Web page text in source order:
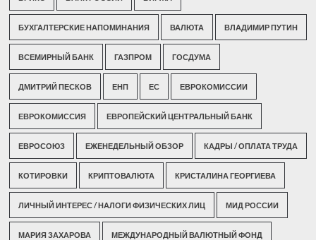
БУХГАЛТЕРСКИЕ НАПОМИНАНИЯ ВАЛЮТА ВЛАДИМИР ПУТИН
ВСЕМИРНЫЙ БАНК ГАЗПРОМ ГОСДУМА
ДМИТРИЙ ПЕСКОВ ЕНП ЕС ЕВРОКОМИССИИ
ЕВРОКОМИССИЯ ЕВРОПЕЙСКИЙ ЦЕНТРАЛЬНЫЙ БАНК
ЕВРОСОЮЗ ЕЖЕНЕДЕЛЬНЫЙ ОБЗОР КАДРЫ / ОПЛАТА ТРУДА
КОТИРОВКИ КРИПТОВАЛЮТА КРИСТАЛИНА ГЕОРГИЕВА
ЛИЧНЫЙ ИНТЕРЕС / НАЛОГИ ФИЗИЧЕСКИХ ЛИЦ МИД РОССИИ
МАРИЯ ЗАХАРОВА МЕЖДУНАРОДНЫЙ ВАЛЮТНЫЙ ФОНД